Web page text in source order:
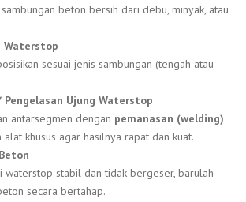
beton bersih dari debu, minyak, atau
Waterstop
sesuai jenis sambungan (tengah atau
Ujung Waterstop
antarsegmen dengan pemanasan (welding)
alat khusus agar hasilnya rapat dan kuat.
waterstop stabil dan tidak bergeser, barulah
secara bertahap.